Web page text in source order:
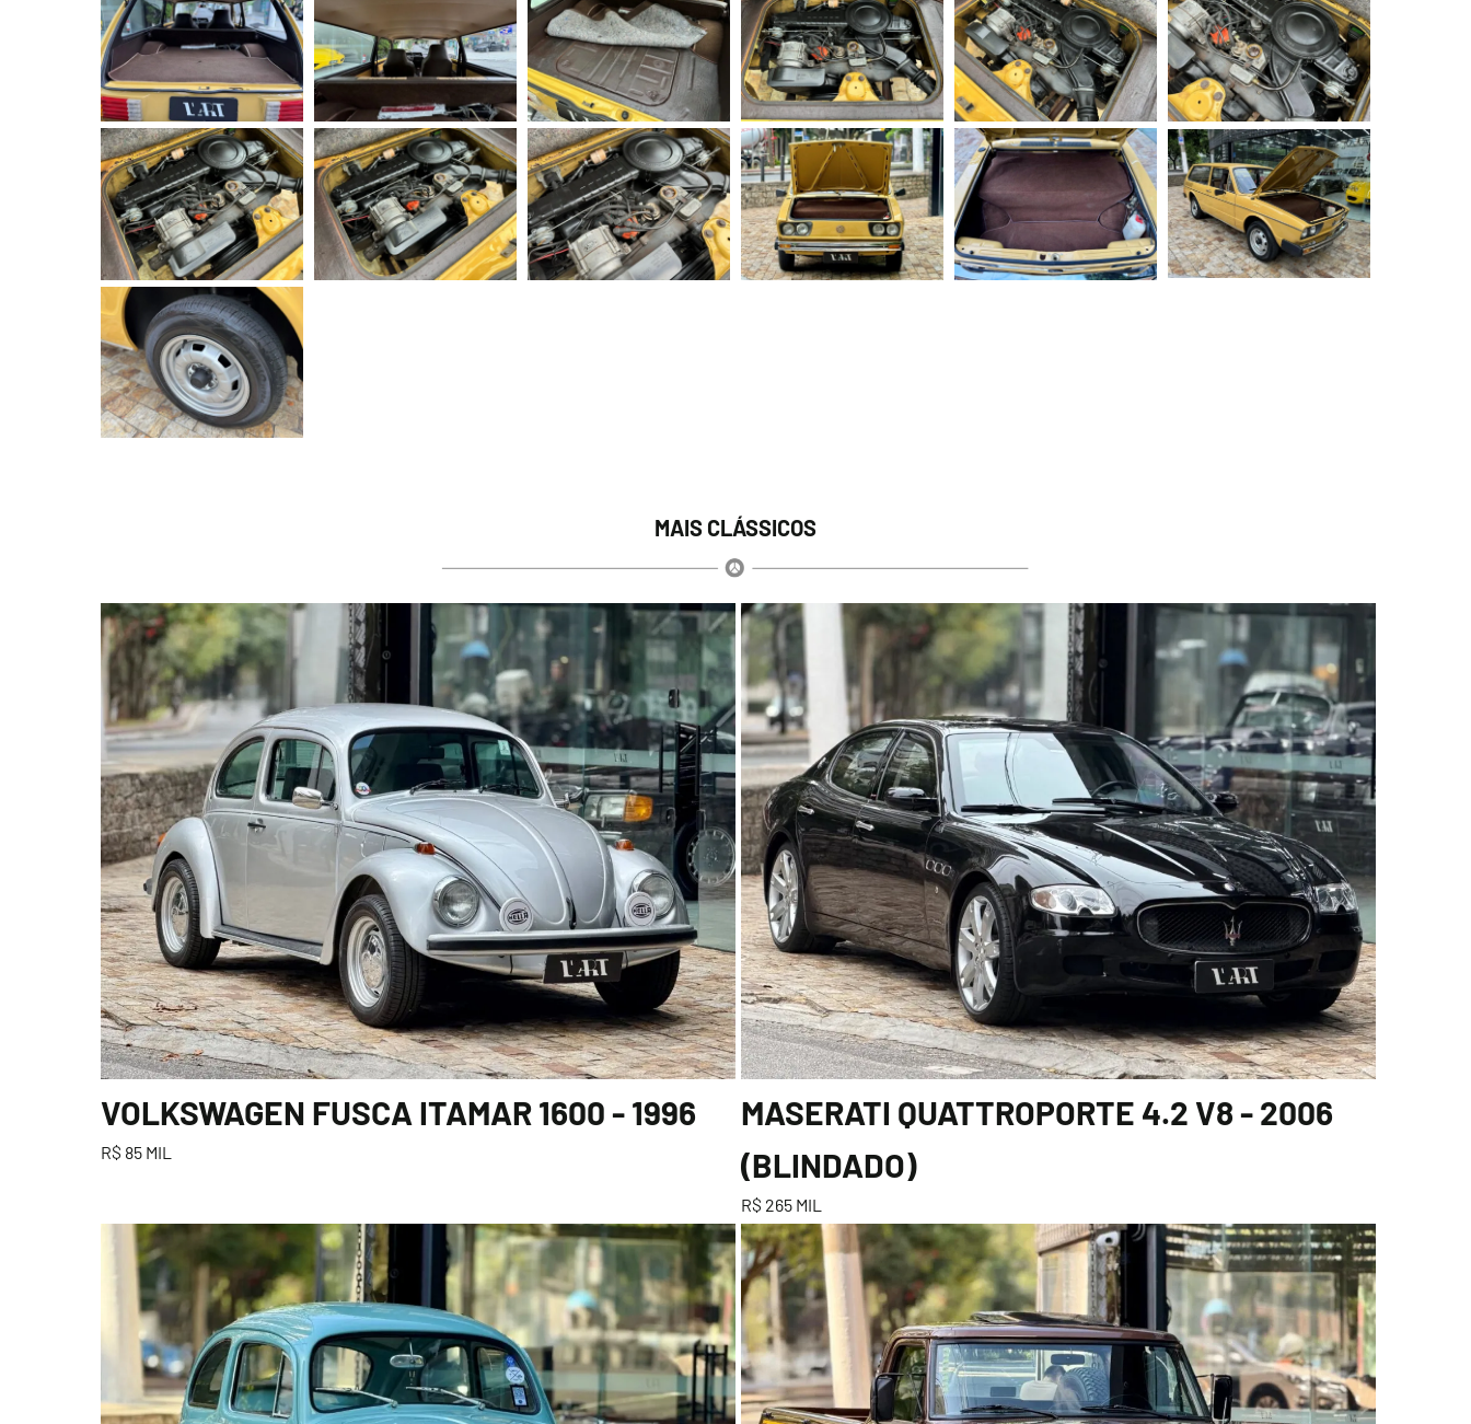
MAIS CLÁSSICOS
VOLKSWAGEN FUSCA ITAMAR 1600 - 1996
R$ 85 MIL
MASERATI QUATTROPORTE 4.2 V8 - 2006
(BLINDADO)
R$ 265 MIL